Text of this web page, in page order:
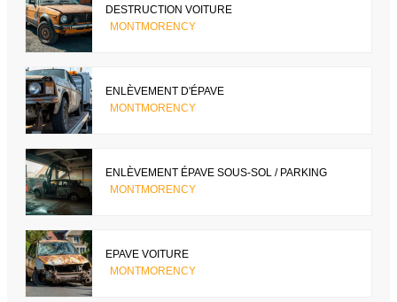
DESTRUCTION VOITURE
MONTMORENCY
ENLÈVEMENT D'ÉPAVE
MONTMORENCY
ENLÈVEMENT ÉPAVE SOUS-SOL / PARKING
MONTMORENCY
EPAVE VOITURE
MONTMORENCY